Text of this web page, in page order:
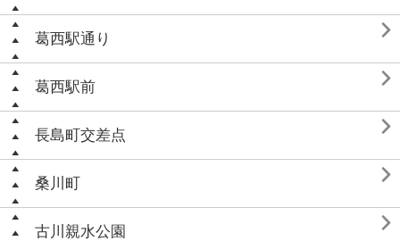
葛西駅通り 
葛西駅前 
長島町交差点 
桑川町 
古川親水公園 